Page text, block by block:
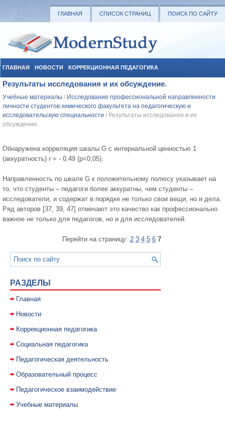
ГЛАВНАЯ СПИСОК СТРАНИЦ ПОИСК ПО САЙТУ
ГЛАВНАЯ НОВОСТИ КОРРЕКЦИОННАЯ ПЕДАГОГИКА
СОЦИАЛЬНАЯ ПЕДАГОГИКА УЧЕБНЫЕ МАТЕРИАЛЫ
Результаты исследования и их обсуждение.
Учебные материалы / Исследование профессиональной направленности
личности студентов химического фaкультета на педагогическую и
исследовательскую специальности / Результаты исследования и их
обсуждение.
Обнаружена корреляция шкалы G с интернальной ценностью 1
(аккуратность) r = - 0,49 (р<0,05).
Направленность по шкале G к положительному полюсу указывает на
то, что студенты – педагоги более аккуратны, чем студенты –
исследователи, и содержат в порядке не только свои вещи, но и дела.
Ряд авторов [37, 39, 47] отмечают это качество как профессионально
важное не только для педагогов, но и для исследователей.
Перейти на страницу: 2 3 4 5 6 7
РАЗДЕЛЫ
Главная
Новости
Коррекционная педагогика
Социальная педагогика
Педагогическая деятельность
Образовательный процесс
Педагогическое взаимодействие
Учебные материалы